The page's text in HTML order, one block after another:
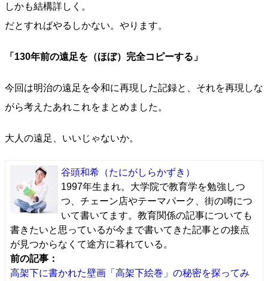
しかも結構詳しく。
だとすればやるしかない。やります。
「130年前の遠足を（ほぼ）完全コピーする」
今回は明治の遠足を令和に再現した記録と、それを再現しな
がら考えたあれこれをまとめました。
大人の遠足、いいじゃないか。
谷頭和希 （たにがしらかずき）
1997年生まれ。大学院で教育学を勉強しつ
つ、チェーン店やテーマパーク、街の噂につ
いて書いてます。教育関係の記事についても
書きたいと思っているが今まで書いてきた記事との接点
が見つからなくて途方に暮れている。
前の記事：
高架下に書かれた壁画「高架下絵巻」の秘密を探ってみ